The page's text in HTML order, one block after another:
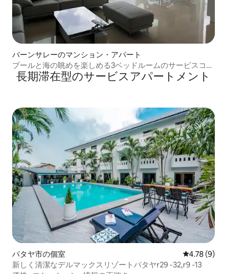
バーンサレーのマンション・アパート
プールと海の眺めを楽しめる3ベッドルームのサービスコン
ドミニアム
長期滞在型のサービスアパートメント
パタヤ市の個室 レビュー9
4.78 (9)
新しく清潔なデルマックスリゾートパタヤr29 -32,r9 -13